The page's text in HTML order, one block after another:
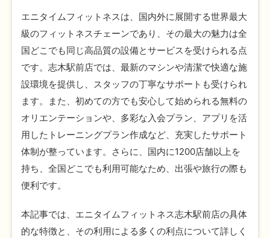
エニタイムフィットネスは、国内外に展開する世界最大
級のフィットネスチェーンであり、その最大の魅力は全
国どこでも同じ高品質の設備とサービスを受けられる点
です。志木駅前店では、最新のマシンや清潔で快適な施
設環境を提供し、スタッフの丁寧なサポートも受けられ
ます。また、初めての方でも安心して始められる無料の
オリエンテーションや、多彩な入会プラン、アプリを活
用したトレーニングプラン作成など、充実したサポート
体制が整っています。さらに、国内に1200店舗以上を
持ち、全国どこでも利用可能なため、出張や旅行の際も
便利です。
本記事では、エニタイムフィットネス志木駅前店の具体
的な特徴と、その利用による多くの利点について詳しく